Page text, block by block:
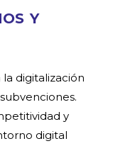
y
la digitalización
y
digital